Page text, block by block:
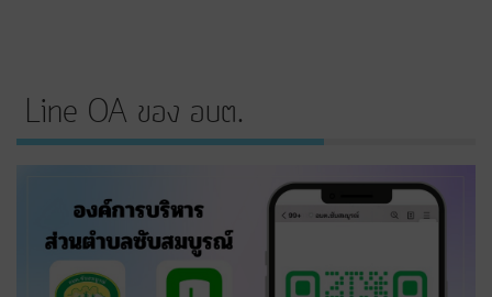
Line OA ของ อบต.